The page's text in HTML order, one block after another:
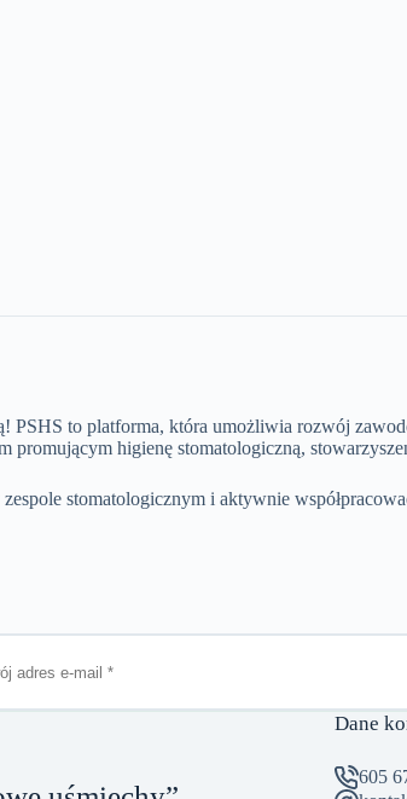
PSHS to platforma, która umożliwia rozwój
higienę stomatologiczną,
stomatologicznym i aktywnie
Dane
605